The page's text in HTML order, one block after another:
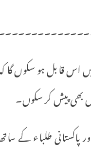
اس قابل ہو سکوں
بھی پیش کر سکوں۔
اور پاکستانی طلباء کے